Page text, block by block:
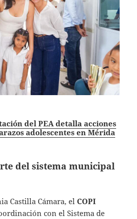
del PEA detalla acciones
adolescentes en Mérida
del sistema municipal
Castilla Cámara, elCOPI
con el Sistema de